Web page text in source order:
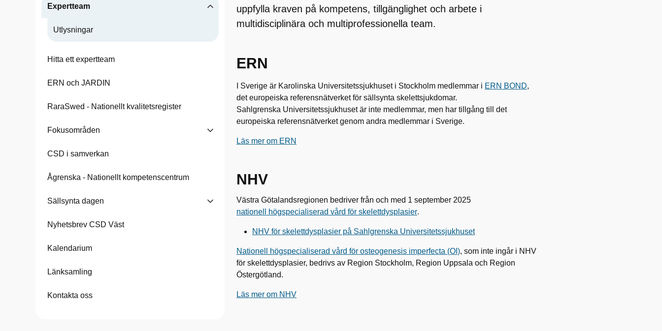
Expertteam
Utlysningar
Hitta ett expertteam
ERN och JARDIN
RaraSwed - Nationellt kvalitetsregister
Fokusområden
CSD i samverkan
Ågrenska - Nationellt kompetenscentrum
Sällsynta dagen
Nyhetsbrev CSD Väst
Kalendarium
Länksamling
Kontakta oss
uppfylla kraven på kompetens, tillgänglighet och arbete i
multidisciplinära och multiprofessionella team.
ERN
I Sverige är Karolinska Universitetssjukhuset i Stockholm medlemmar i ERN BOND,
det europeiska referensnätverket för sällsynta skelettsjukdomar.
Sahlgrenska Universitetssjukhuset är inte medlemmar, men har tillgång till det
europeiska referensnätverket genom andra medlemmar i Sverige.
Läs mer om ERN
NHV
Västra Götalandsregionen bedriver från och med 1 september 2025
nationell högspecialiserad vård för skelettdysplasier.
NHV för skelettdysplasier på Sahlgrenska Universitetssjukhuset
Nationell högspecialiserad vård för osteogenesis imperfecta (OI), som inte ingår i NHV
för skelettdysplasier, bedrivs av Region Stockholm, Region Uppsala och Region
Östergötland.
Läs mer om NHV